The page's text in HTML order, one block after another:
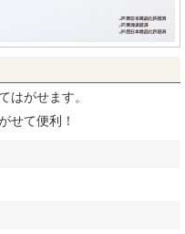
はがせます。
せて便利！